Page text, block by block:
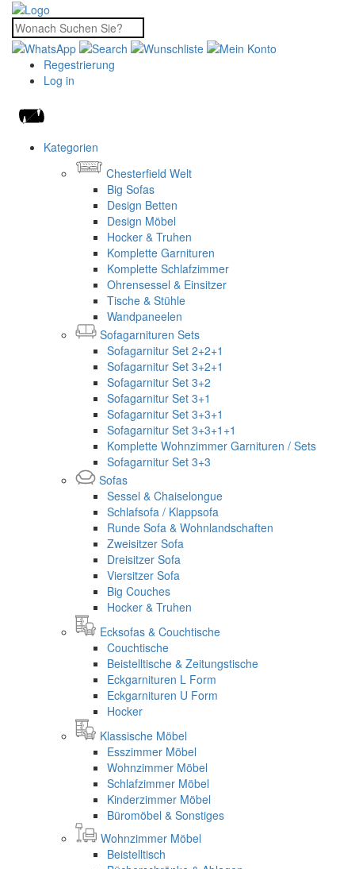
Regestrierung
Log in
Kategorien
Chesterfield Welt
Big Sofas
Design Betten
Design Möbel
Hocker & Truhen
Komplette Garnituren
Komplette Schlafzimmer
Ohrensessel & Einsitzer
Tische & Stühle
Wandpaneelen
Sofagarnituren Sets
Sofagarnitur Set 2+2+1
Sofagarnitur Set 3+2+1
Sofagarnitur Set 3+2
Sofagarnitur Set 3+1
Sofagarnitur Set 3+3+1
Sofagarnitur Set 3+3+1+1
Komplette Wohnzimmer Garnituren / Sets
Sofagarnitur Set 3+3
Sofas
Sessel & Chaiselongue
Schlafsofa / Klappsofa
Runde Sofa & Wohnlandschaften
Zweisitzer Sofa
Dreisitzer Sofa
Viersitzer Sofa
Big Couches
Hocker & Truhen
Ecksofas & Couchtische
Couchtische
Beistelltische & Zeitungstische
Eckgarnituren L Form
Eckgarnituren U Form
Hocker
Klassische Möbel
Esszimmer Möbel
Wohnzimmer Möbel
Schlafzimmer Möbel
Kinderzimmer Möbel
Büromöbel & Sonstiges
Wohnzimmer Möbel
Beistelltisch